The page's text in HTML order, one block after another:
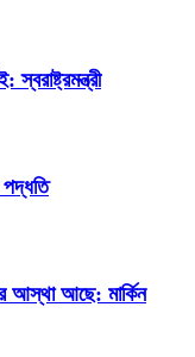
পদ্ধতি
আস্থা আছে: মার্কিন